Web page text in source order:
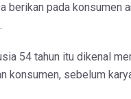
berikan pada konsumen
54 tahun itu dikenal
konsumen, sebelum